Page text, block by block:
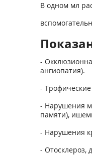
В одном мл
-
ангиопатия).
-
- Нарушения
памяти),
- Нарушения
- Отосклероз,